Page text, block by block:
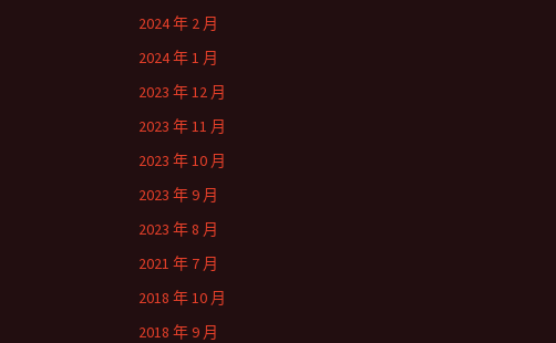
2024 年 2 月
2024 年 1 月
2023 年 12 月
2023 年 11 月
2023 年 10 月
2023 年 9 月
2023 年 8 月
2021 年 7 月
2018 年 10 月
2018 年 9 月